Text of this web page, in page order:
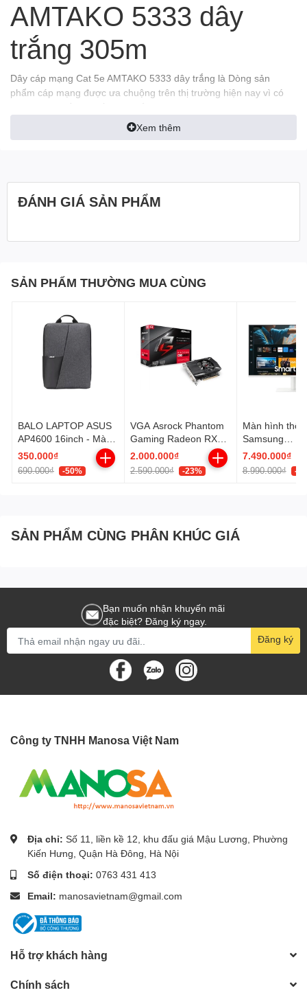
AMTAKO 5333 dây
trắng 305m
Dây cáp mạng Cat 5e AMTAKO 5333 dây trắng là Dòng sản
phẩm cáp mạng được ưa chuộng trên thị trường hiện nay vì có
khả năng truyền tải tốt, xa và ổn định.
liệu đạt tiêu chuẩn
PVC cao cấp, tăng khả năng chịu nhiệt. Sản phẩm thân thiện với
Xem thêm
ĐÁNH GIÁ SẢN PHẨM
SẢN PHẨM THƯỜNG MUA CÙNG
BALO LAPTOP ASUS
AP4600 16inch - Màu
Xám Đen, Chống
Thấm Nước
350.000₫
690.000₫ -50%
VGA Asrock Phantom
Gaming Radeon RX
550 4GB
2.000.000₫
2.590.000₫ -23%
Màn hình
Samsung
(31.5.0 inch -
4ms - 60Hz)
7.490.000₫
8.990.000₫ -
SẢN PHẨM CÙNG PHÂN KHÚC GIÁ
Bạn muốn nhận khuyến mãi
đặc biệt? Đăng ký ngay.
Đăng ký
Công ty TNHH Manosa Việt Nam
Địa chỉ: Số 11, liền kề 12, khu đấu giá Mậu Lương, Phường
Kiến Hưng, Quận Hà Đông, Hà Nội
Số điện thoại: 0763 431 413
Email: manosavietnam@gmail.com
Hỗ trợ khách hàng
Chính sách